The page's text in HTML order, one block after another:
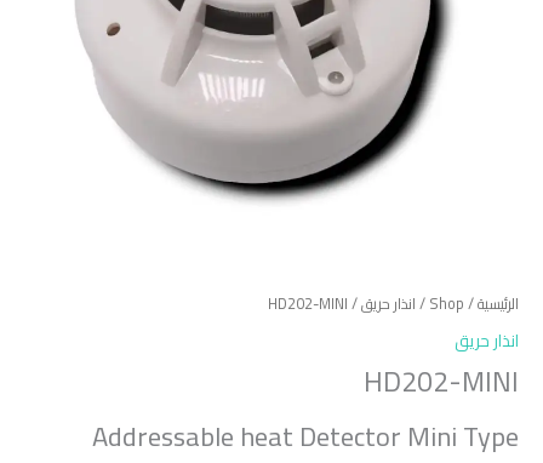
الرئيسية/
Shop
/انذار حريق/ HD202-MINI
انذار حريق
HD202-MINI
Addressable heat Detector Mini Type